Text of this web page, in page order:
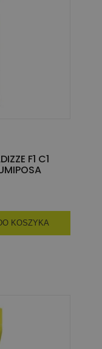
F1 C1
KOSZYKA